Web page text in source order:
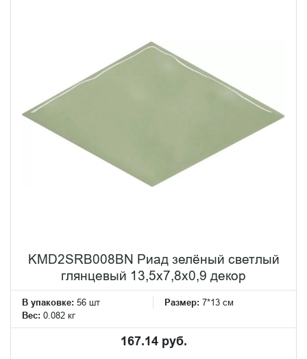
KMD2SRB008BN Риад зелёный светлый
глянцевый 13,5x7,8x0,9 декор
В упаковке: 56 шт Размер: 7*13 см
Вес: 0.082 кг
167.14 руб.